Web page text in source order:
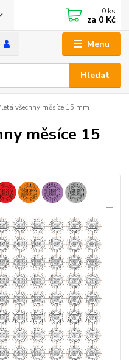
Menu
Hledat
0 ks
za 0 Kč
všechny měsíce 15 mm
měsíce 15